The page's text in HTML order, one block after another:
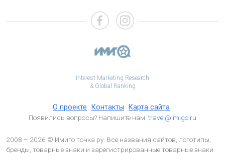
Interest Marketing Research
& Global Ranking
О проекте Контакты Карта сайта
Появились вопросы? Напишите нам:travel@imigo.ru
2008 – 2026 © Имиго точка ру. Все названия сайтов, логотипы,
бренды, товарные знаки и зарегистрированные товарные знаки